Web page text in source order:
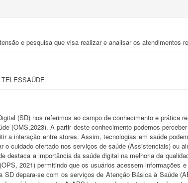
e pesquisa que visa realizar e analisar os atendimentos
(SD) nos referimos ao campo de conhecimento e prática
(OMS,2023). A partir deste conhecimento podemos
a interação entre atores. Assim, tecnologias em saúde
o cuidado ofertado nos serviços de saúde (Assistenciais) ou
destaca a importância da saúde digital na melhoria da
2021) permitindo que os usuários acessem informações
SD depara-se com os serviços de Atenção Básica à Saúde